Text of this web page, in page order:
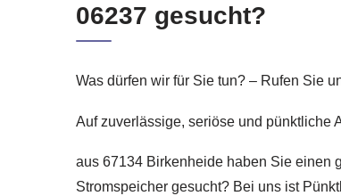
06237 gesucht?
Was dürfen wir für Sie tun? – Rufen Sie
Auf zuverlässige, seriöse und pünktliche
aus 67134 Birkenheide haben Sie einen
Stromspeicher gesucht? Bei uns ist